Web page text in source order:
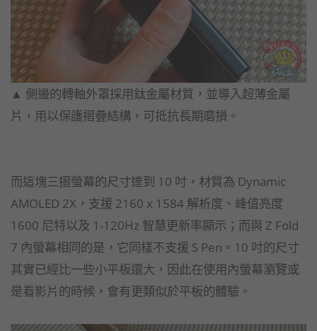
▲ 側邊的轉軸外罩採用鈦金屬材質，並導入超薄金屬
片，用以保護摺疊結構，可抵抗長期磨損。
而這塊三摺螢幕的尺寸達到 10 吋，材質為 Dynamic
AMOLED 2X，支援 2160 x 1584 解析度、峰值亮度
1600 尼特以及 1-120Hz 智慧更新率顯示；而與 Z Fold
7 內螢幕相同的是，它同樣不支援 S Pen。10 吋的尺寸
其實已經比一些小平板還大，因此在使用內螢幕瀏覽或
是看影片的時候，會有更類似於平板的體驗。